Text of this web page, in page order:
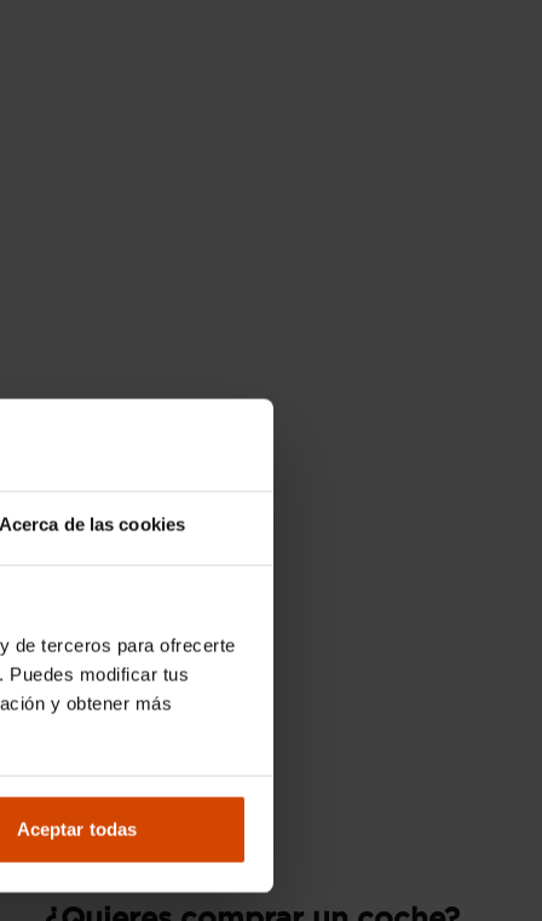
Acerca de las cookies
de terceros para ofrecerte
Puedes modificar tus
y obtener más
Aceptar todas